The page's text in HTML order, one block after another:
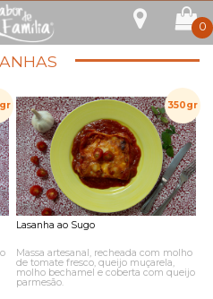
0
350gr
Lasanha ao Sugo
Massa artesanal, recheada com molho
de tomate fresco, queijo muçarela,
molho bechamel e coberta com queijo
parmesão.